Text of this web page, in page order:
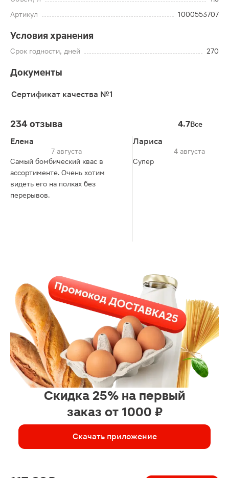
Артикул
1000553707
Условия хранения
Срок годности, дней 270
Документы
Сертификат качества №1
234 отзыва 4.7Все
Елена
7 августа
Самый бомбический квас в
ассортименте. Очень хотим
видеть его на полках без
перерывов.
Лариса
4 августа
Супер
Скидка 25% на первый
заказ от 1000 ₽
Скачать приложение